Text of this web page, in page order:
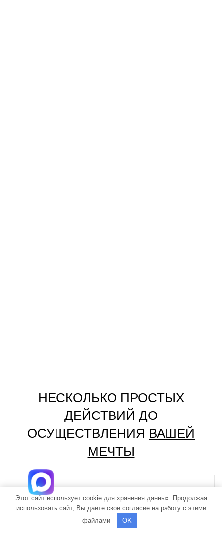
НЕСКОЛЬКО ПРОСТЫХ
ДЕЙСТВИЙ ДО
ОСУЩЕСТВЛЕНИЯ ВАШЕЙ
МЕЧТЫ
01.
ЗАЯВКА
Свяжитесь с нами любым для Вас способом
Этот сайт использует cookie для хранения данных. Продолжая
использовать сайт, Вы даете свое согласие на работу с этими
файлами.
OK